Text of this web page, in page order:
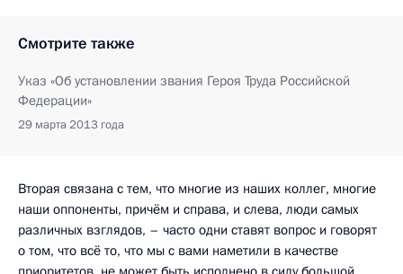
Смотрите также
Указ «Об установлении звания Героя Труда Российской
Федерации»
29 марта 2013 года
Вторая связана с тем, что многие из наших коллег, многие
наши оппоненты, причём и справа, и слева, люди самых
различных взглядов, – часто одни ставят вопрос и говорят
о том, что всё то, что мы с вами наметили в качестве